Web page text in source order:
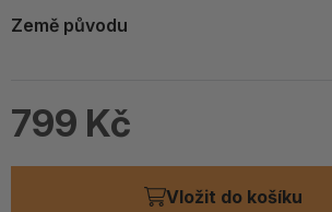
Země původu
799 Kč
Vložit do košíku